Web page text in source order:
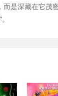
而是深藏在它